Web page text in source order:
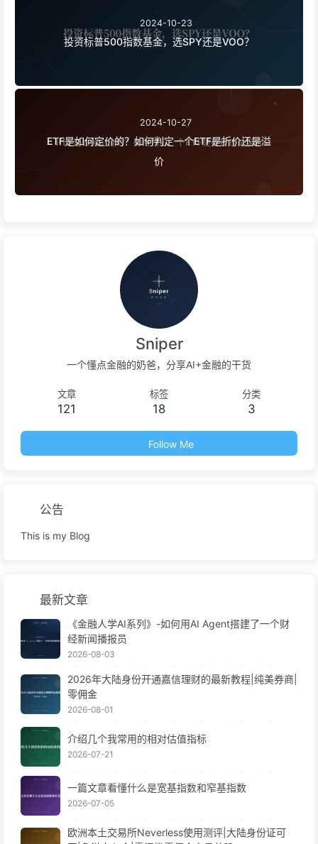
2024-10-23
投资标普500指数基金，选SPY还是VOO？
2024-10-27
ETF是如何定价的？如何判定一个ETF是折价还是溢
价
Sniper
一个懂点金融的奶爸，分享AI+金融的干货
文章
121
标签
18
分类
3
Follow Me
公告
This is my Blog
最新文章
《金融人学AI系列》-如何用AI Agent搭建了一个财
经新闻播报员
2026-08-03
2026年大陆身份开通嘉信理财的最新教程|纯美券商|
零佣金
2026-08-01
介绍几个我常用的相对估值指标
2026-07-21
一篇文章看懂什么是宽基指数和窄基指数
2026-07-05
欧洲本土交易所Neverless使用测评|大陆身份证可